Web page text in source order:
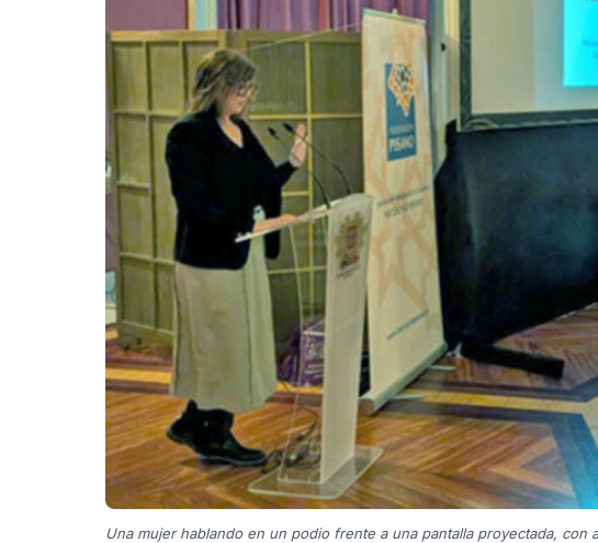
Una mujer hablando en un podio frente a una pantalla proyectada,